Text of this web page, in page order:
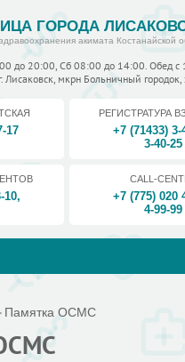
ГОРОДА
акимата Костанайской
до 20:00, Сб 08:00 до 14:00. Обед с
Лисаковск, мкрн Больничный городок,
17
РЕГИСТРАТУРА
+7 (71433) 3-
3-40-25
10,
CALL-
+7 (775) 020
4-99-99
Памятка ОСМС